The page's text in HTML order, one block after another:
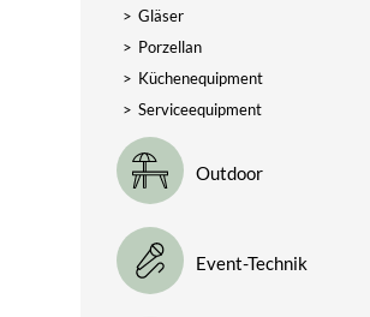
> Gläser
> Porzellan
> Küchenequipment
> Serviceequipment
Outdoor
Event-Technik